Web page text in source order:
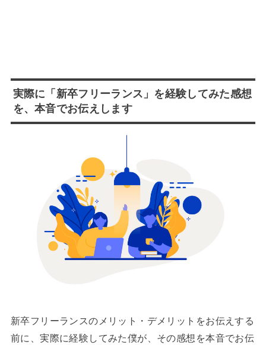
実際に「新卒フリーランス」を経験してみた感想
を、本音でお伝えします
新卒フリーランスのメリット・デメリットをお伝えする
前に、実際に経験してみた僕が、その感想を本音でお伝